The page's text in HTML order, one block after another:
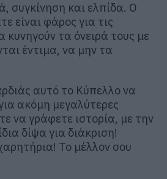
συγκίνηση και ελπίδα. Ο
είναι φάρος για τις
κυνηγούν τα όνειρά τους με
έντιμα, να μην τα
αυτό το Κύπελλο να
ακόμη μεγαλύτερες
να γράφετε ιστορία, με την
δίψα για διάκριση!
Το μέλλον σου